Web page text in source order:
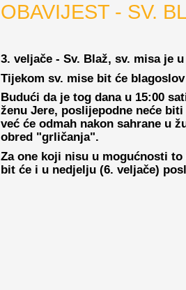
OBAVIJEST - SV.
3. veljače - Sv. Blaž, sv. misa je
Tijekom sv. mise bit će
Budući da je tog dana u 15:00
ženu Jere, poslijepodne neće
već će odmah nakon sahrane u
obred "grličanja".
Za one koji nisu u mogućnosti
bit će i u nedjelju (6. veljače)